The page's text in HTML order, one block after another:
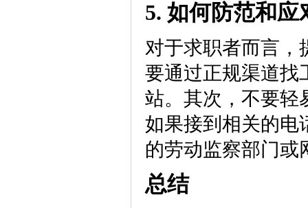
5. 如何防范和应
对于求职者而言，
要通过正规渠道找
站。其次，不要轻
如果接到相关的电
的劳动监察部门或
总结